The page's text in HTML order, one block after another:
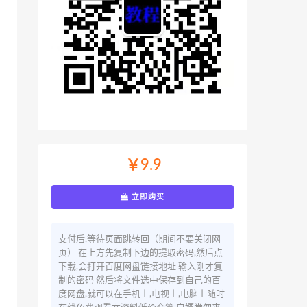
￥9.9
立即购买
支付后,等待页面跳转回（期间不要关闭网
页） 在上方先复制下边的提取密码,然后点
下载,会打开百度网盘链接地址 输入刚才复
制的密码 然后将文件选中保存到自己的百
度网盘,就可以在手机上,电视上,电脑上随时